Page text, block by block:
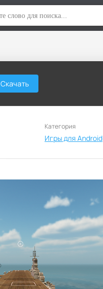
Скачать
Категория
Игры для Android